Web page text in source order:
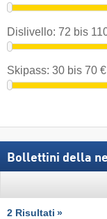
Dislivello: 72 bis
Skipass: 30 bis 70 €
Bollettini della
2 Risultati